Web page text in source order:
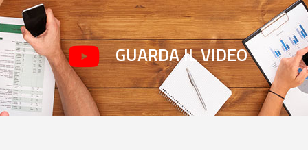
GUARDA IL VIDEO